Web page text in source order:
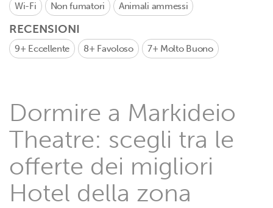
Wi-Fi Non fumatori Animali ammessi
RECENSIONI
9+ Eccellente 8+ Favoloso 7+ Molto Buono
Dormire a Markideio
Theatre: scegli tra le
offerte dei migliori
Hotel della zona